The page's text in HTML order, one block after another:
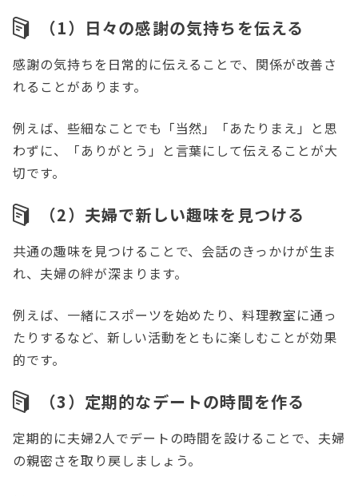
（1）日々の感謝の気持ちを伝える
感謝の気持ちを日常的に伝えることで、関係が改善さ
れることがあります。
例えば、些細なことでも「当然」「あたりまえ」と思
わずに、「ありがとう」と言葉にして伝えることが大
切です。
（2）夫婦で新しい趣味を見つける
共通の趣味を見つけることで、会話のきっかけが生ま
れ、夫婦の絆が深まります。
例えば、一緒にスポーツを始めたり、料理教室に通っ
たりするなど、新しい活動をともに楽しむことが効果
的です。
（3）定期的なデートの時間を作る
定期的に夫婦2人でデートの時間を設けることで、夫婦
の親密さを取り戻しましょう。